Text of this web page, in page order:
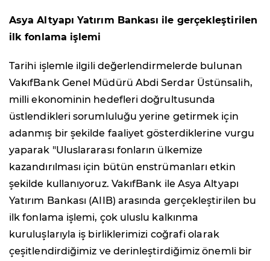
Asya Altyapı Yatırım Bankası ile gerçekleştirilen
ilk fonlama işlemi
Tarihi işlemle ilgili değerlendirmelerde bulunan
VakıfBank Genel Müdürü Abdi Serdar Üstünsalih,
milli ekonominin hedefleri doğrultusunda
üstlendikleri sorumluluğu yerine getirmek için
adanmış bir şekilde faaliyet gösterdiklerine vurgu
yaparak "Uluslararası fonların ülkemize
kazandırılması için bütün enstrümanları etkin
şekilde kullanıyoruz. VakıfBank ile Asya Altyapı
Yatırım Bankası (AIIB) arasında gerçekleştirilen bu
ilk fonlama işlemi, çok uluslu kalkınma
kuruluşlarıyla iş birliklerimizi coğrafi olarak
çeşitlendirdiğimiz ve derinleştirdiğimiz önemli bir